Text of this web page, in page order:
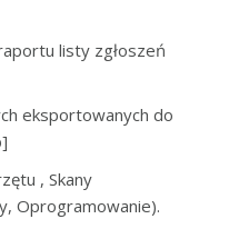
listy zgłoszeń
eksportowanych do
, Skany
Oprogramowanie).